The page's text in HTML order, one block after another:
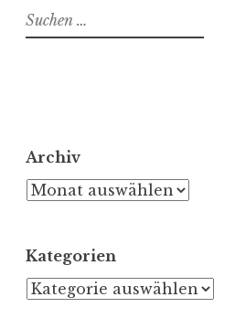
Suchen
nach:
Archiv
Archiv
Kategorien
Kategorien